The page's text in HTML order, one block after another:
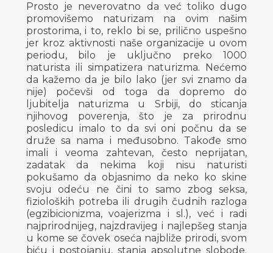
Prosto je neverovatno da već toliko dugo
promovišemo naturizam na ovim našim
prostorima, i to, reklo bi se, prilično uspešno
jer kroz aktivnosti naše organizacije u ovom
periodu, bilo je uključno preko 1000
naturista ili simpatizera naturizma. Nećemo
da kažemo da je bilo lako (jer svi znamo da
nije) počevši od toga da dopremo do
ljubitelja naturizma u Srbiji, do sticanja
njihovog poverenja, što je za prirodnu
posledicu imalo to da svi oni počnu da se
druže sa nama i međusobno. Takođe smo
imali i veoma zahtevan, često neprijatan,
zadatak da nekima koji nisu naturisti
pokušamo da objasnimo da neko ko skine
svoju odeću ne čini to samo zbog seksa,
fizioloških potreba ili drugih čudnih razloga
(egzibicionizma, voajerizma i sl.), već i radi
najprirodnijeg, najzdravijeg i najlepšeg stanja
u kome se čovek oseća najbliže prirodi, svom
biću i postojanju, stanja apsolutne slobode.